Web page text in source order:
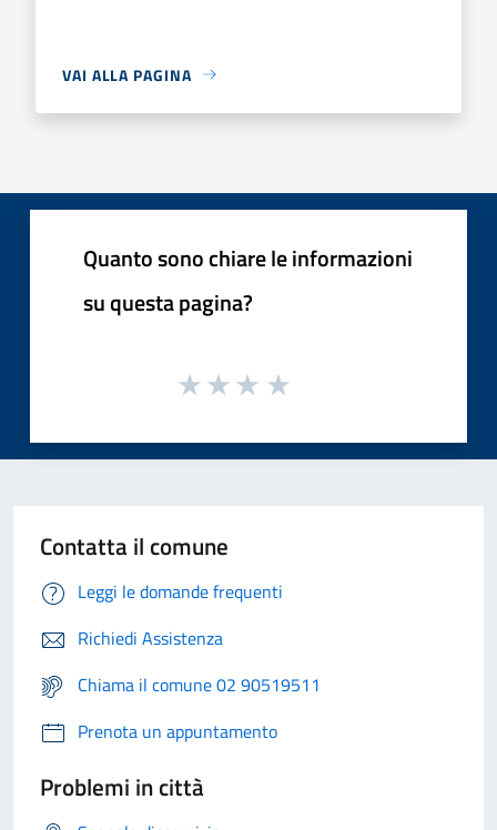
VAI ALLA PAGINA
Quanto sono chiare le informazioni
su questa pagina?
Contatta il comune
Leggi le domande frequenti
Richiedi Assistenza
Chiama il comune 02 90519511
Prenota un appuntamento
Problemi in città